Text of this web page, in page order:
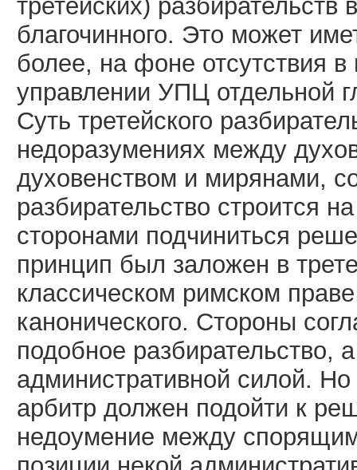
третейских)
благочинного. Это может
более, на фоне отсутствия
управлении УПЦ отдельной
Суть третейского
недоразумениях между
духовенством и мирянами,
разбирательство строится
сторонами подчиниться
принцип был заложен в
классическом римском
канонического. Стороны
подобное разбирательство,
административной силой. Но
арбитр должен подойти к
недоумение между